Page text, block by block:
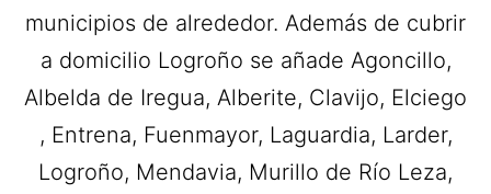
municipios de alrededor. Además de cubrir
a domicilio Logroño se añade Agoncillo,
Albelda de Iregua, Alberite, Clavijo, Elciego
, Entrena, Fuenmayor, Laguardia, Larder,
Logroño, Mendavia, Murillo de Río Leza,